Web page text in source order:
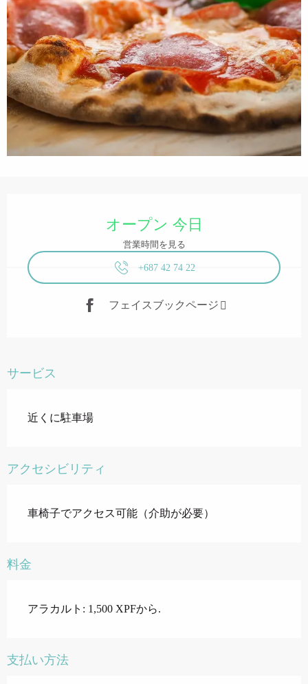
オープン 今日
営業時間を見る
+687 42 74 22
フェイスブックページ
サービス
近くに駐車場
アクセシビリティ
車椅子でアクセス可能（介助が必要）
料金
アラカルト: 1,500 XPFから.
支払い方法